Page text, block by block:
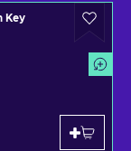
Key